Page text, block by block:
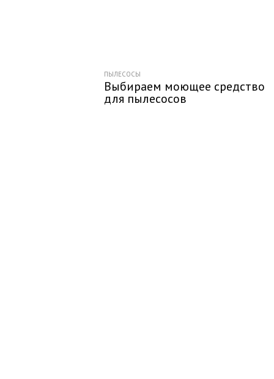
ПЫЛЕСОСЫ
Выбираем моющее средство
для пылесосов